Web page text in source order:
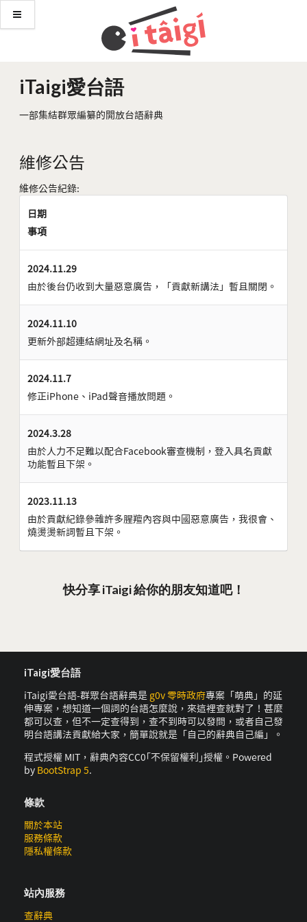
iTaigi愛台語
一部集結群眾編纂的開放台語辭典
維修公告
維修公告紀錄:
日期
事項
2024.11.29
由於後台仍收到大量惡意廣告，「貢獻新講法」暫且關閉。
2024.11.10
更新外部超連結網址及名稱。
2024.11.7
修正iPhone、iPad聲音播放問題。
2024.3.28
由於人力不足難以配合Facebook審查機制，登入具名貢獻
功能暫且下架。
2023.11.13
由於貢獻紀錄參雜許多腥羶內容與中國惡意廣告，我很會、
燒燙燙新詞暫且下架。
快分享 iTaigi 給你的朋友知道吧！
iTaigi愛台語
iTaigi愛台語-群眾台語辭典是 g0v 零時政府專案「萌典」的延
伸專案，想知道一個詞的台語怎麼說，來這裡查就對了！甚麼
都可以查，但不一定查得到，查不到時可以發問，或者自己發
明台語講法貢獻給大家，簡單說就是「自己的辭典自己編」。
程式授權 MIT，辭典內容CC0｢不保留權利｣授權。Powered
by BootStrap 5.
條款
關於本站
服務條款
隱私權條款
站內服務
查辭典